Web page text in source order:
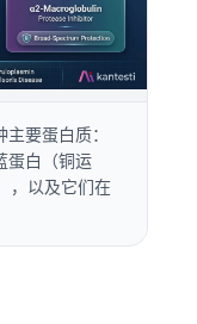
要蛋白质：
蛋白（铜运
，以及它们在